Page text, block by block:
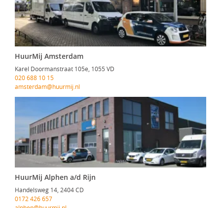
HuurMij Amsterdam
Karel Doormanstraat 105e, 1055 VD
020 688 10 15
amsterdam@huurmij.nl
HuurMij Alphen a/d Rijn
Handelsweg 14, 2404 CD
0172 426 657